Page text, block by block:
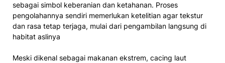
sebagai simbol keberanian dan ketahanan. Proses
pengolahannya sendiri memerlukan ketelitian agar tekstur
dan rasa tetap terjaga, mulai dari pengambilan langsung di
habitat aslinya
Meski dikenal sebagai makanan ekstrem, cacing laut